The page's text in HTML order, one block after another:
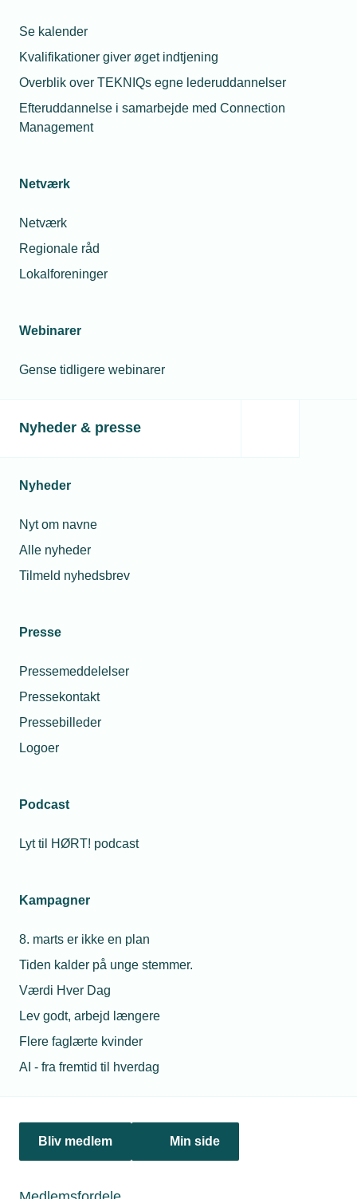
Se kalender
Kvalifikationer giver øget indtjening
Overblik over TEKNIQs egne lederuddannelser
Efteruddannelse i samarbejde med Connection
Management
Netværk
Netværk
Regionale råd
Lokalforeninger
Webinarer
Gense tidligere webinarer
Nyheder & presse
Nyheder
Nyt om navne
Alle nyheder
Tilmeld nyhedsbrev
Presse
Pressemeddelelser
Pressekontakt
Pressebilleder
Logoer
Podcast
Lyt til HØRT! podcast
Kampagner
8. marts er ikke en plan
Tiden kalder på unge stemmer.
Værdi Hver Dag
Lev godt, arbejd længere
Flere faglærte kvinder
AI - fra fremtid til hverdag
Bliv medlem Min side
Politik & analyse
jura@tekniq.dk
tekniq@tekniq.dk